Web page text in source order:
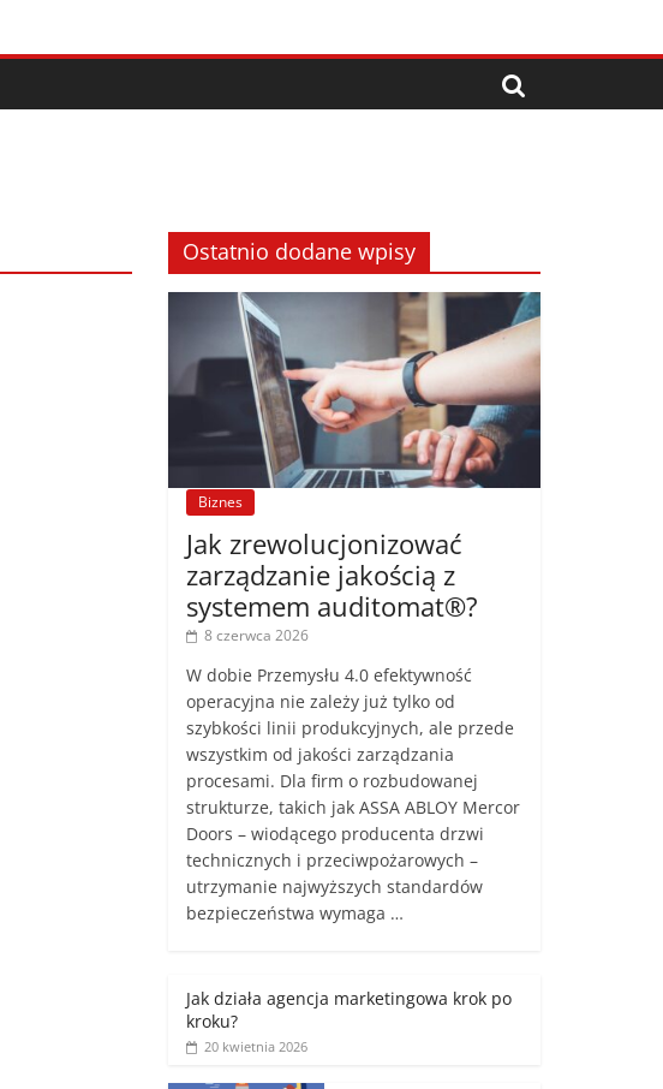
Ostatnio dodane wpisy
Biznes
Jak zrewolucjonizować
zarządzanie jakością z
systemem auditomat®?
8 czerwca 2026
W dobie Przemysłu 4.0 efektywność
operacyjna nie zależy już tylko od
szybkości linii produkcyjnych, ale przede
wszystkim od jakości zarządzania
procesami. Dla firm o rozbudowanej
strukturze, takich jak ASSA ABLOY Mercor
Doors – wiodącego producenta drzwi
technicznych i przeciwpożarowych –
utrzymanie najwyższych standardów
bezpieczeństwa wymaga …
Jak działa agencja marketingowa krok po
kroku?
20 kwietnia 2026